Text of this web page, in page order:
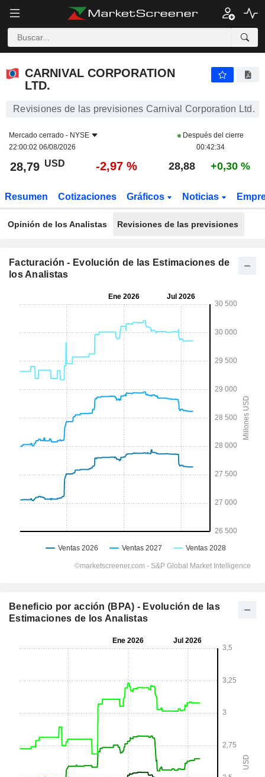
CARNIVAL CORPORATION
LTD.
Revisiones de las previsiones Carnival Corporation Ltd.
Mercado cerrado - NYSE
22:00:02 06/08/2026
Después del cierre
00:42:34
28,79 USD -2,97 % 28,88 +0,30 %
Resumen Cotizaciones Gráficos Noticias
Opinión de los Analistas Revisiones de las previsiones
Facturación - Evolución de las Estimaciones de
los Analistas
Beneficio por acción (BPA) - Evolución de las
Estimaciones de los Analistas